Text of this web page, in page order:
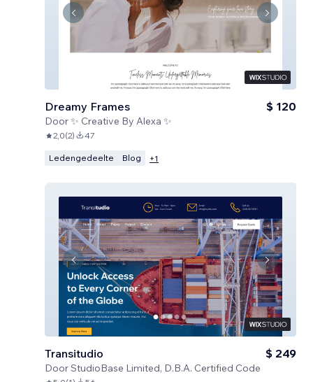
Dreamy Frames
Door✨ Creative By Alexa ✨
$ 120
2,0(2) 47
Ledengedeelte Blog +1
Transitudio
DoorStudioBase Limited, D.B.A. Certified Code
$ 249